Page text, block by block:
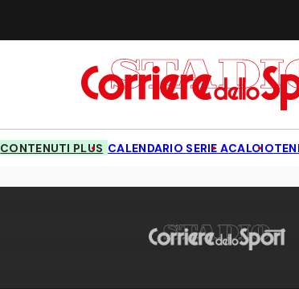
CONTENUTI PLUS CALENDARIO SERIE ACALCIO